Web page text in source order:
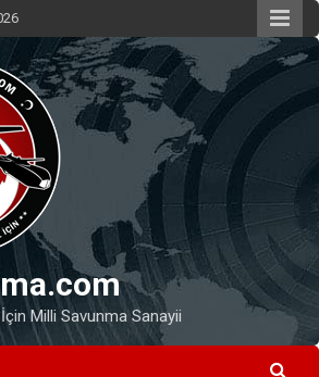
Milli Savunma Sanayii